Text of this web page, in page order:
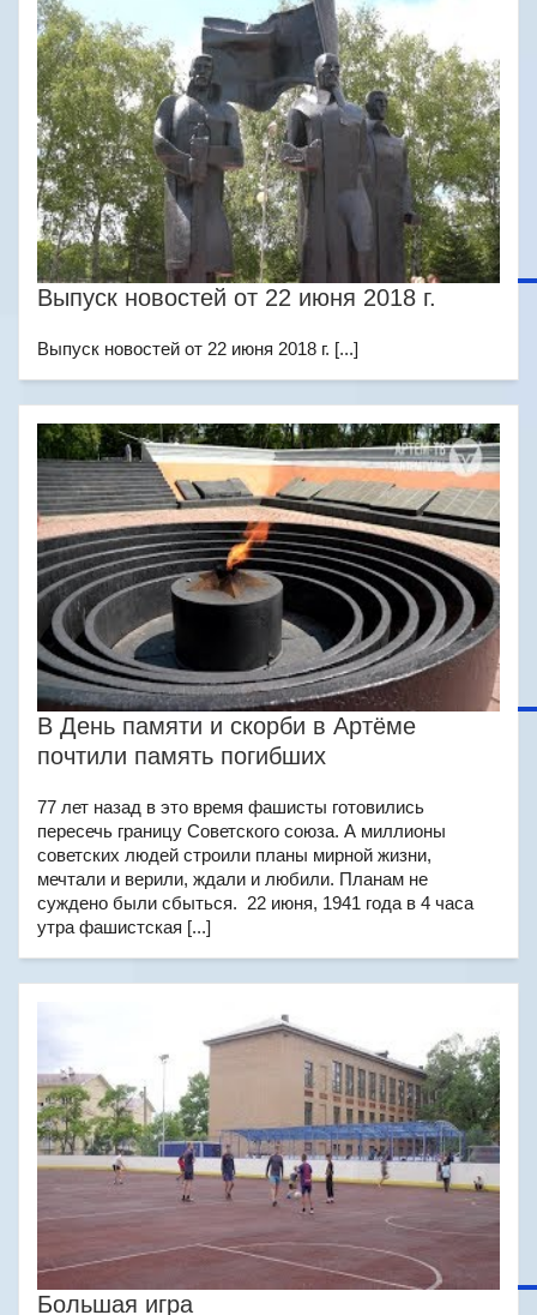
Выпуск новостей от 22 июня 2018 г.
Выпуск новостей от 22 июня 2018 г. [...]
В День памяти и скорби в Артёме
почтили память погибших
77 лет назад в это время фашисты готовились
пересечь границу Советского союза. А миллионы
советских людей строили планы мирной жизни,
мечтали и верили, ждали и любили. Планам не
суждено были сбыться. 22 июня, 1941 года в 4 часа
утра фашистская [...]
Большая игра